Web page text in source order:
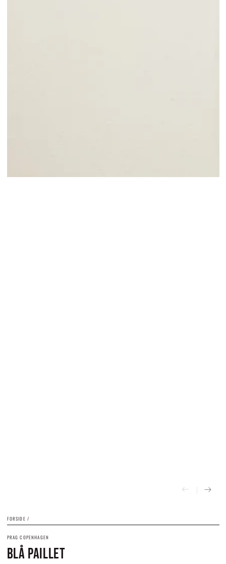
FORSIDE /
PRAG COPENHAGEN
BLÅ PAILLET